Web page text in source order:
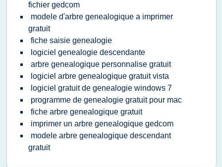
fichier gedcom
modele d'arbre genealogique a imprimer
gratuit
fiche saisie genealogie
logiciel genealogie descendante
arbre genealogique personnalise gratuit
logiciel arbre genealogique gratuit vista
logiciel gratuit de genealogie windows 7
programme de genealogie gratuit pour mac
fiche arbre genealogique gratuit
imprimer un arbre genealogique gedcom
modele arbre genealogique descendant
gratuit